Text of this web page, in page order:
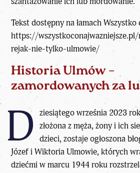
Tekst dostępny na łamach
https://
rejak-nie-tylko-ulmowie/
Historia Ulmów –
zamordowanych za
D
ziesiątego września 2023
złożona z męża, żony i ich
dzieci, zostaje ogłoszona
Józef i Wiktoria Ulmowie, których
dziećmi w marcu 1944 roku